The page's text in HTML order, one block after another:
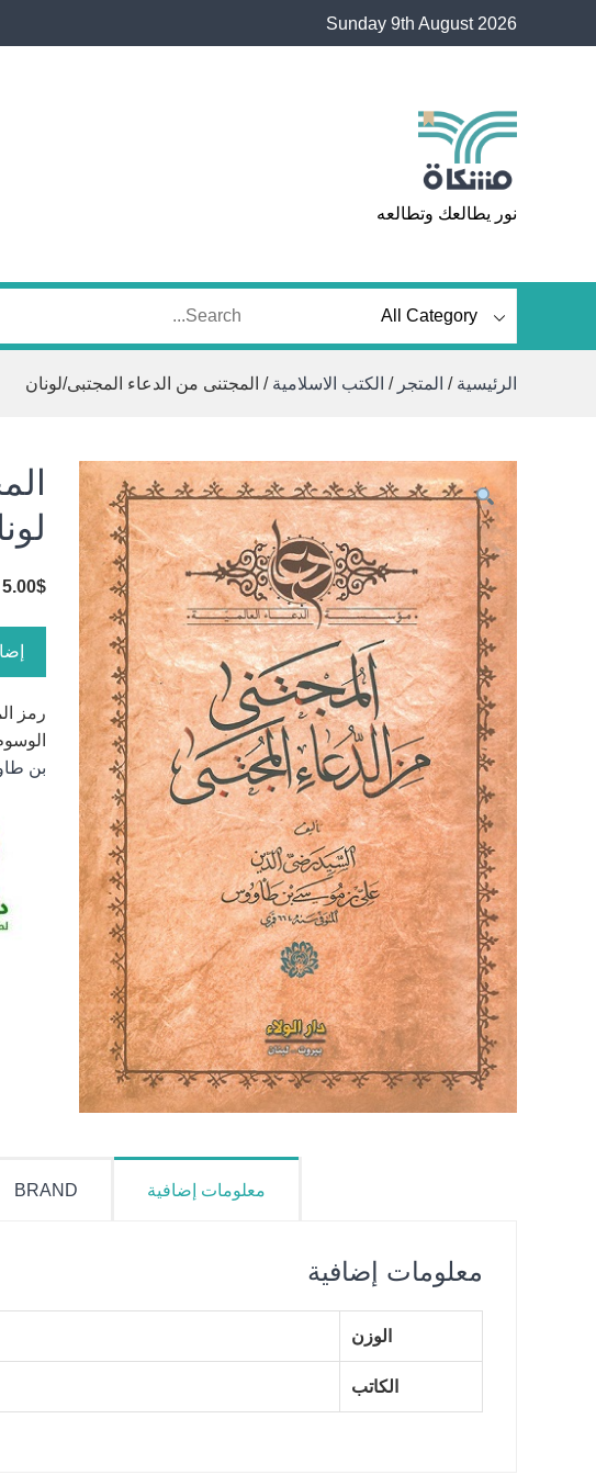
Sunday 9th August 2026
مشكاة
نور يطالعك وتطالعه
الرئيسية / المتجر / الكتب الاسلامية / المجتنى من الدعاء المجتبى/لونان
5.00$
رمز
بن
معلومات إضافية BRAND
معلومات إضافية
الوزن
الكاتب